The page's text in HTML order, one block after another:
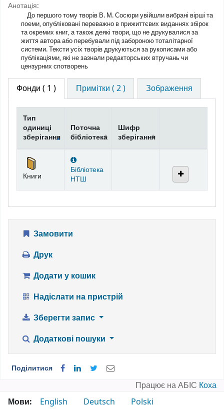
Анотація:
До першого тому творів В. М. Сосюри увійшли вибрані вірші та
поеми, опубліковані переважно в прижиттєвих виданнях збірок
та окремих книг, а також деякі твори, що не друкувалися за
життя автора або перебували під забороною тоталітарної
системи. Тексти усіх творів друкуються за рукописами або
публікаціями, які не зазнали редакторських втручань чи
цензурних спотворень
Фонди ( 1 ) Примітки ( 2 ) Зображення
Фонди
Тип
одиниці
зберігання
Поточна
бібліотека
Шифр
зберігання
Книги
Бібліотека
НТШ
Замовити
Друк
Додати у кошик
Надіслати на пристрій
Зберегти запис
Додаткові пошуки
Поділитися
Працює на АБІС Коха
Мови:
English Deutsch Polski